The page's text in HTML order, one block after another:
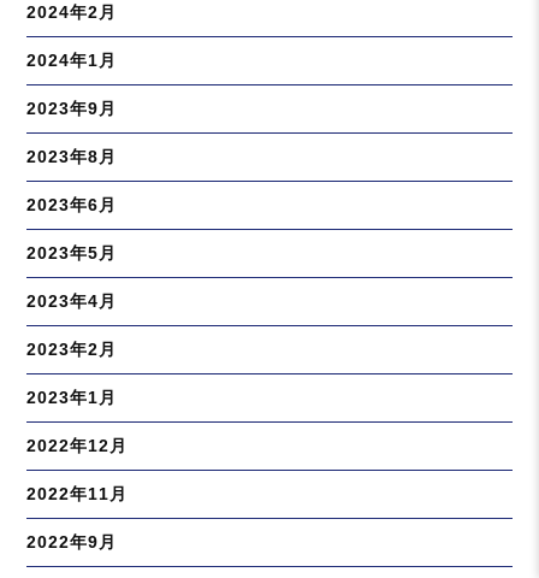
2024年2月
2024年1月
2023年9月
2023年8月
2023年6月
2023年5月
2023年4月
2023年2月
2023年1月
2022年12月
2022年11月
2022年9月